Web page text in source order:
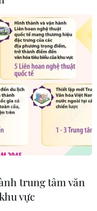
sỹ
điểm
ngoái
trung tâm văn
vực